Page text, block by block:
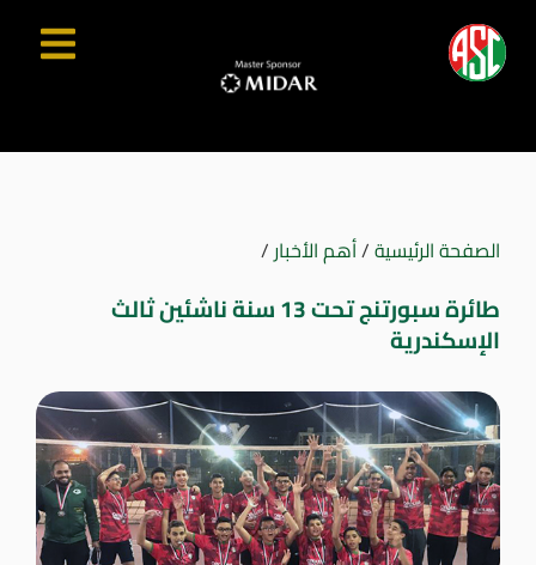
الصفحة الرئيسية/أهم الأخبار/
طائرة سبورتنج تحت 13 سنة ناشئين ثالث
الإسكندرية